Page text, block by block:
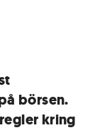
börsen.
kring